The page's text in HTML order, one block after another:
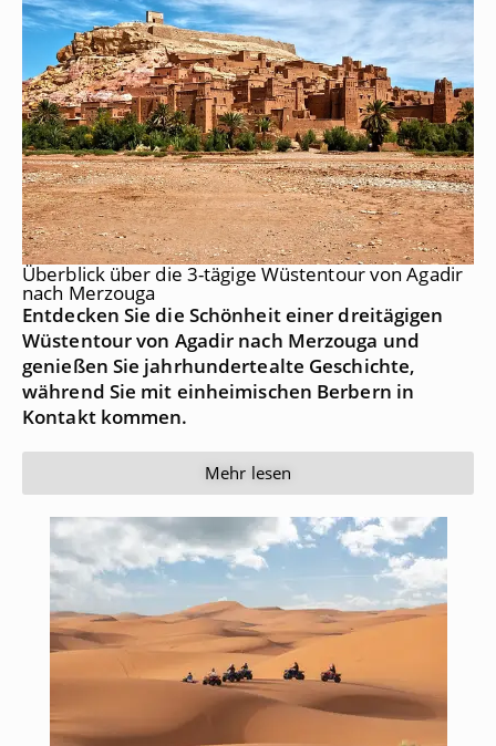
Überblick über die 3-tägige Wüstentour von Agadir
nach Merzouga
Entdecken Sie die Schönheit einer dreitägigen
Wüstentour von Agadir nach Merzouga und
genießen Sie jahrhundertealte Geschichte,
während Sie mit einheimischen Berbern in
Kontakt kommen.
Mehr lesen